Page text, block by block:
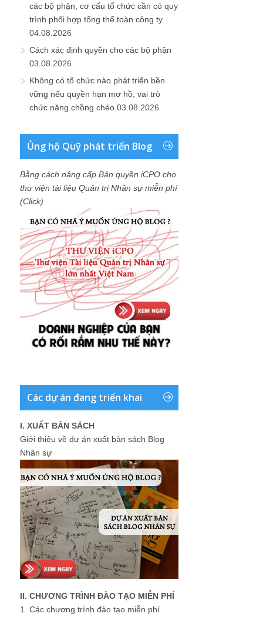
các bộ phận, cơ cấu tổ chức cần có quy
trình phối hợp tổng thể toàn công ty
04.08.2026
Cách xác định quyền cho các bộ phận
03.08.2026
Không có tổ chức nào phát triển bền
vững nếu quyền hạn mơ hồ, vai trò
chức năng chồng chéo 03.08.2026
Ủng hộ Quỹ phát triển Blog
Bằng cách nâng cấp Bản quyền iCPO cho
thư viện tài liệu Quản trị Nhân sự miễn phí
(Click)
Các dự án đang triển khai
I. XUẤT BẢN SÁCH
Giới thiệu về dự án xuất bản sách Blog
Nhân sự
II. CHƯƠNG TRÌNH ĐÀO TẠO MIỄN PHÍ
1. Các chương trình đào tạo miễn phí